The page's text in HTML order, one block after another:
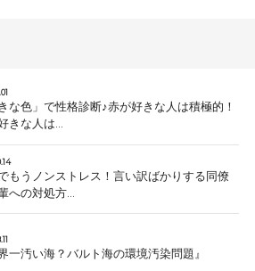
きな色」で性格診断♪赤が好きな人は積極的！
きな人は...
もうノンストレス！言い訳ばかりする同僚
への対処方...
界一汚い海？バルト海の環境汚染問題』